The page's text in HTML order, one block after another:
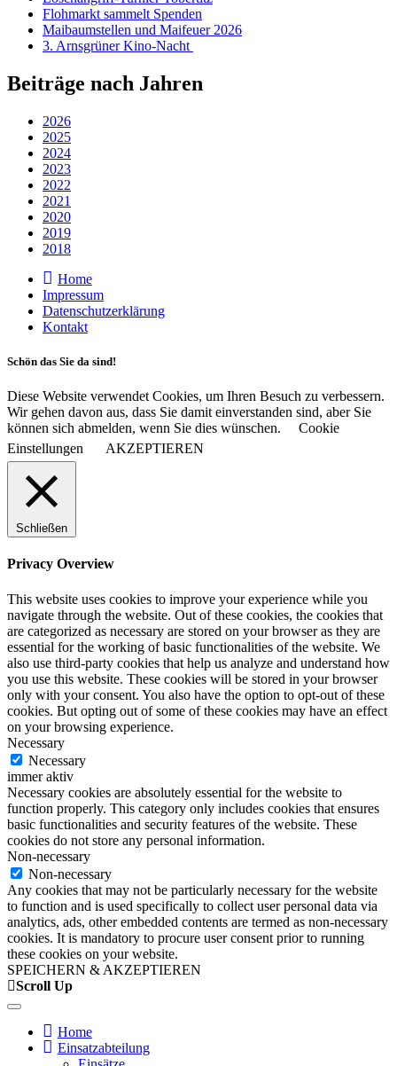
Flohmarkt sammelt Spenden
Maibaumstellen und Maifeuer 2026
3. Arnsgrüner Kino-Nacht
Beiträge nach Jahren
2026
2025
2024
2023
2022
2021
2020
2019
2018
Home
Impressum
Datenschutzerklärung
Kontakt
Schön das Sie da sind!
Diese Website verwendet Cookies, um Ihren Besuch zu verbessern.
Wir gehen davon aus, dass Sie damit einverstanden sind, aber Sie
können sich abmelden, wenn Sie dies wünschen.
Cookie
Einstellungen
AKZEPTIEREN
Schließen
Privacy Overview
This website uses cookies to improve your experience while you
navigate through the website. Out of these cookies, the cookies that
are categorized as necessary are stored on your browser as they are
essential for the working of basic functionalities of the website. We
also use third-party cookies that help us analyze and understand how
you use this website. These cookies will be stored in your browser
only with your consent. You also have the option to opt-out of these
cookies. But opting out of some of these cookies may have an effect
on your browsing experience.
Necessary
Necessary
immer aktiv
Necessary cookies are absolutely essential for the website to
function properly. This category only includes cookies that ensures
basic functionalities and security features of the website. These
cookies do not store any personal information.
Non-necessary
Non-necessary
Any cookies that may not be particularly necessary for the website
to function and is used specifically to collect user personal data via
analytics, ads, other embedded contents are termed as non-necessary
cookies. It is mandatory to procure user consent prior to running
these cookies on your website.
SPEICHERN & AKZEPTIEREN
Scroll Up
Home
Einsatzabteilung